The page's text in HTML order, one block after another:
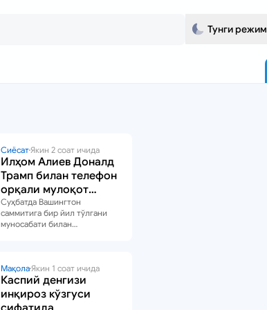
Тунги режим
СиёсатЯкин 2 соат ичида
Илҳом Алиев Доналд
Трамп билан телефон
орқали мулоқот
қилди
Суҳбатда Вашингтон
саммитига бир йил тўлгани
муносабати билан
МақолаЯкин 1 соат ичида
Каспий денгизи
инқироз кўзгуси